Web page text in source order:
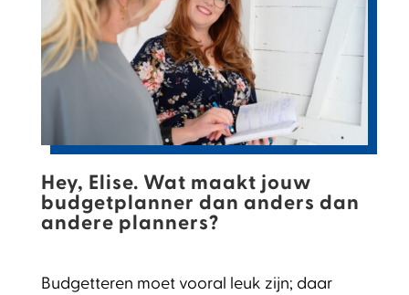
Hey, Elise. Wat maakt jouw
budgetplanner dan anders dan
andere planners?
Budgetteren moet vooral leuk zijn; daar